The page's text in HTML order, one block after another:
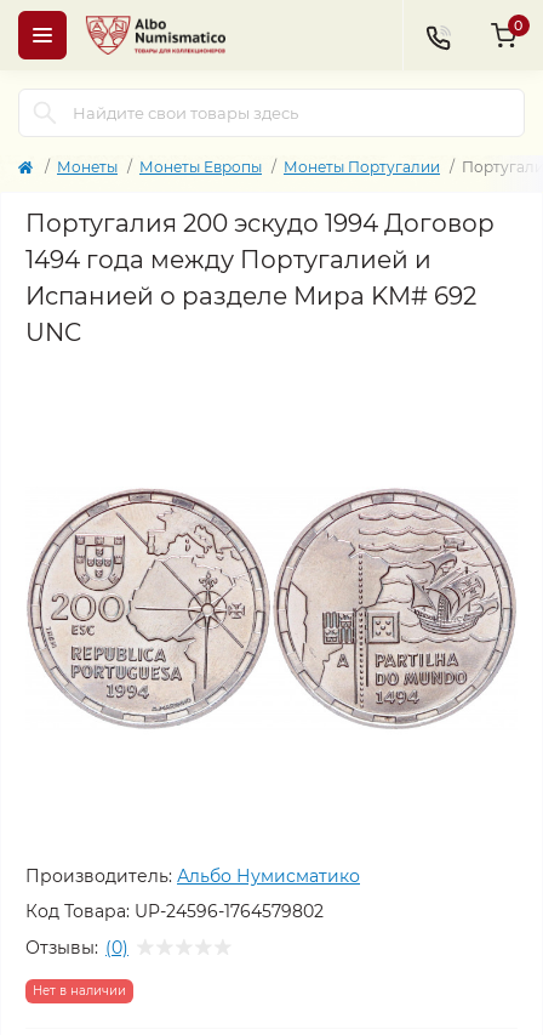
0
Монеты Монеты Европы Монеты Португалии
Португалия 200 эскудо 1994 Договор
1494 года между Португалией и
Испанией о разделе Мира KM# 692
UNC
Производитель: Альбо Нумисматико
Код Товара: UP-24596-1764579802
Отзывы: (0)
Нет в наличии